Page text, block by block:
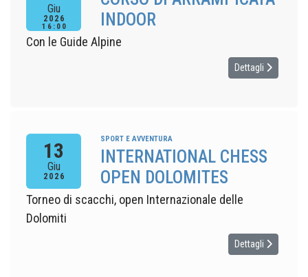
Giu
2026
16:00
INDOOR
Con le Guide Alpine
Dettagli
13
Giu
2026
SPORT E AVVENTURA
INTERNATIONAL CHESS
OPEN DOLOMITES
Torneo di scacchi, open Internazionale delle
Dolomiti
Dettagli